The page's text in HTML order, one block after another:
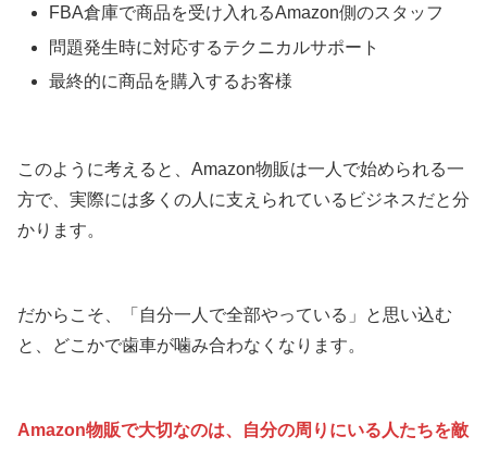
FBA倉庫で商品を受け入れるAmazon側のスタッフ
問題発生時に対応するテクニカルサポート
最終的に商品を購入するお客様
このように考えると、Amazon物販は一人で始められる一
方で、実際には多くの人に支えられているビジネスだと分
かります。
だからこそ、「自分一人で全部やっている」と思い込む
と、どこかで歯車が噛み合わなくなります。
Amazon物販で大切なのは、自分の周りにいる人たちを敵